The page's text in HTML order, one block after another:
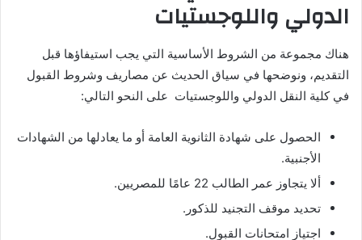
الدولي واللوجستيات
هناك مجموعة من الشروط الأساسية التي يجب استيفاؤها قبل
التقديم، ونوضحها في سياق الحديث عن مصاريف وشروط القبول
في كلية النقل الدولي واللوجستيات على النحو التالي:
الحصول على شهادة الثانوية العامة أو ما يعادلها من الشهادات
الأجنبية.
ألا يتجاوز عمر الطالب 22 عامًا للمصريين.
تحديد موقف التجنيد للذكور.
اجتياز امتحانات القبول.